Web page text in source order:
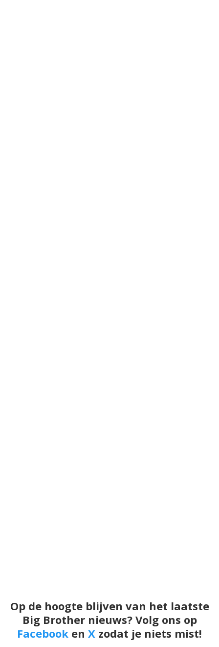
Op de hoogte blijven van het laatste
Big Brother nieuws? Volg ons op
Facebook en X zodat je niets mist!